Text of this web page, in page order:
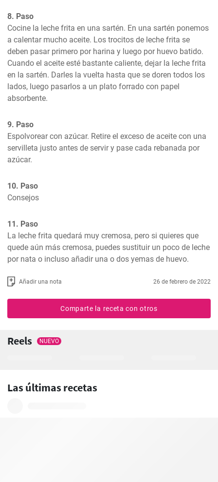
8. Paso
Cocine la leche frita en una sartén. En una sartén ponemos
a calentar mucho aceite. Los trocitos de leche frita se
deben pasar primero por harina y luego por huevo batido.
Cuando el aceite esté bastante caliente, dejar la leche frita
en la sartén. Darles la vuelta hasta que se doren todos los
lados, luego pasarlos a un plato forrado con papel
absorbente.
9. Paso
Espolvorear con azúcar. Retire el exceso de aceite con una
servilleta justo antes de servir y pase cada rebanada por
azúcar.
10. Paso
Consejos
11. Paso
La leche frita quedará muy cremosa, pero si quieres que
quede aún más cremosa, puedes sustituir un poco de leche
por nata o incluso añadir una o dos yemas de huevo.
Añadir una nota 26 de febrero de 2022
Comparte la receta con otros
Reels NUEVO
Las últimas recetas